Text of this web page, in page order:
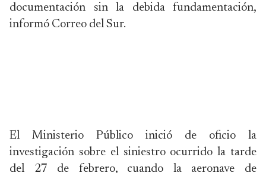
documentación sin la debida fundamentación,
informó Correo del Sur.
El Ministerio Público inició de oficio la
investigación sobre el siniestro ocurrido la tarde
del 27 de febrero, cuando la aeronave de